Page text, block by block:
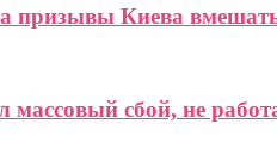
призывы Киева
массовый сбой, не